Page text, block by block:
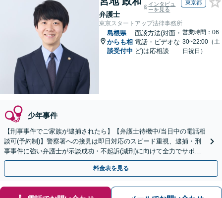
弁護士
インタビュ
ーを見る
東京都
東京スタートアップ法律事務所
島根県
からも相
談受付中
面談方法(対面・
電話・ビデオな
ど)は応相談
営業時間：06:
30~22:00（土
日祝日）
少年事件
【刑事事件でご家族が逮捕されたら】【弁護士待機中/当日中の電話相
談可(予約制)】警察署への接見は即日対応のスピード重視、逮捕・刑
事事件に強い弁護士が示談成功・不起訴(減刑)に向けて全力でサポー
トします。【加害者側の相談専門】
料金表を見る